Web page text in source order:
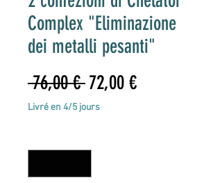
Complex "Eliminazione
dei metalli pesanti"
76,00 € Prezzo
regolare
72,00 €Prezzo
Livré en 4/5 jours